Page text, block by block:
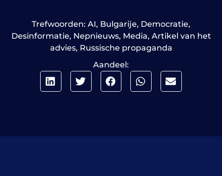
Trefwoorden: AI, Bulgarije, Democratie,
Desinformatie, Nepnieuws, Media, Artikel van het
advies, Russische propaganda
Aandeel: